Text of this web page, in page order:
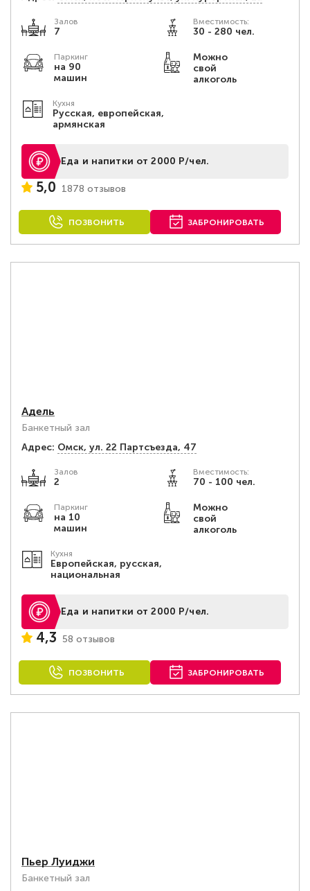
Залов
7
Вместимость:
30 - 280 чел.
Паркинг
на 90
машин
Можно
свой
алкоголь
Кухня
Русская, европейская,
армянская
Еда и напитки от 2000 Р/чел.
5,0 1878 отзывов
ПОЗВОНИТЬ ЗАБРОНИРОВАТЬ
Адель
Банкетный зал
Адрес: Омск, ул. 22 Партсъезда, 47
Залов
2
Вместимость:
70 - 100 чел.
Паркинг
на 10
машин
Можно
свой
алкоголь
Кухня
Европейская, русская,
национальная
Еда и напитки от 2000 Р/чел.
4,3 58 отзывов
ПОЗВОНИТЬ ЗАБРОНИРОВАТЬ
Пьер Луиджи
Банкетный зал